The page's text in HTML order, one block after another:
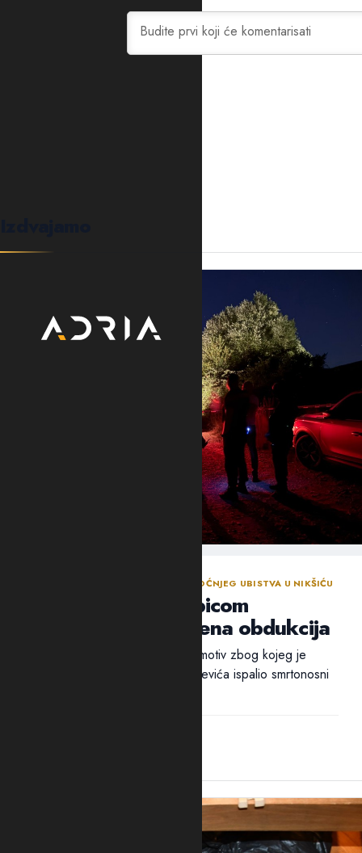
NASTAVLJENA ISTRAGA NAKON SINOĆNJEG UBISTVA U NIKŠIĆU
Policija traga za ubicom
Mrvaljevića, naložena obdukcija
Ni nakon 18 sati nije utvrđen ni motiv zbog kojeg je
ubica, navodno, u potiljak Mrvaljevića ispalio smrtonosni